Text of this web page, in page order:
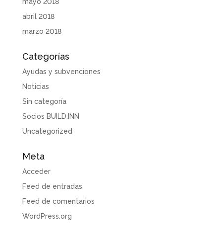
abril 2018
marzo 2018
Categorías
Ayudas y subvenciones
Noticias
Sin categoría
Socios BUILD:INN
Uncategorized
Meta
Acceder
Feed de entradas
Feed de comentarios
WordPress.org